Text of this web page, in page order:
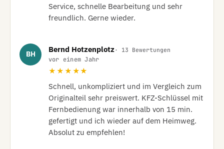
Service, schnelle Bearbeitung und sehr
freundlich. Gerne wieder.
BH
Bernd Hotzenplotz· 13 Bewertungen
vor einem Jahr
★★★★★
Schnell, unkompliziert und im Vergleich zum
Originalteil sehr preiswert. KFZ-Schlüssel mit
Fernbedienung war innerhalb von 15 min.
gefertigt und ich wieder auf dem Heimweg.
Absolut zu empfehlen!